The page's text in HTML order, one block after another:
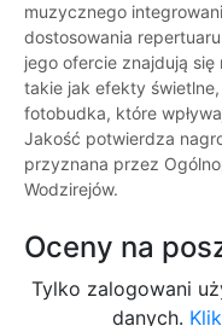
muzycznego
dostosowania
jego ofercie znajdują
takie jak efekty
fotobudka, które
Jakość potwierdza
przyznana przez
Wodzirejów.
Oceny na
Tylko zalogowani
danych.